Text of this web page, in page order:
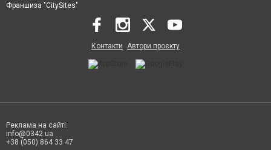
Франшиза "CitySites"
Контакти Автори проєкту
Реклама на сайті:
info@0342.ua
+38 (050) 864 33 47